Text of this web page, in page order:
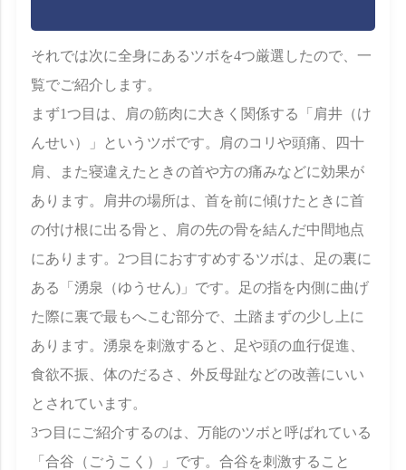
それでは次に全身にあるツボを4つ厳選したので、一
覧でご紹介します。
まず1つ目は、肩の筋肉に大きく関係する「肩井（け
んせい）」というツボです。肩のコリや頭痛、四十
肩、また寝違えたときの首や方の痛みなどに効果が
あります。肩井の場所は、首を前に傾けたときに首
の付け根に出る骨と、肩の先の骨を結んだ中間地点
にあります。2つ目におすすめするツボは、足の裏に
ある「湧泉（ゆうせん)」です。足の指を内側に曲げ
た際に裏で最もへこむ部分で、土踏まずの少し上に
あります。湧泉を刺激すると、足や頭の血行促進、
食欲不振、体のだるさ、外反母趾などの改善にいい
とされています。
3つ目にご紹介するのは、万能のツボと呼ばれている
「合谷（ごうこく）」です。合谷を刺激すること